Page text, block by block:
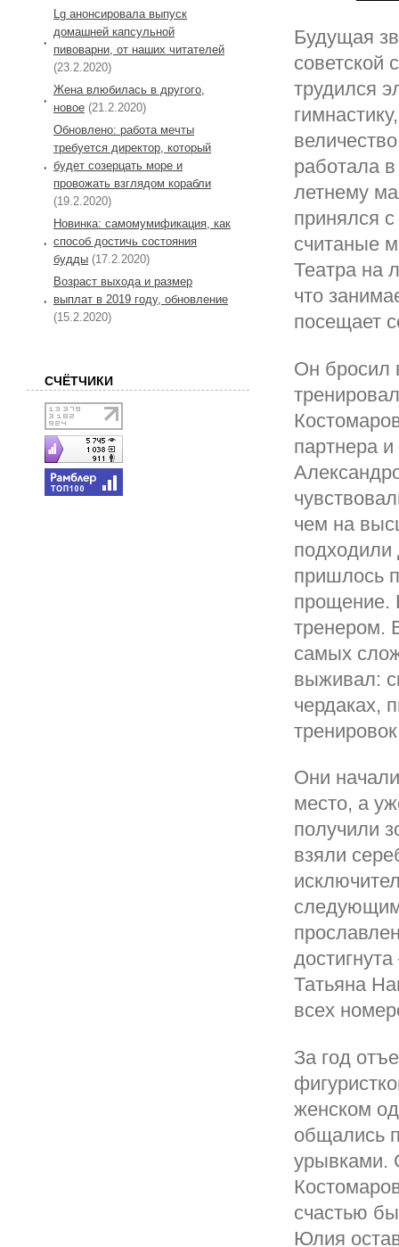
Будущая
советской
трудился
работала
летнему
принялся
считаные
Театра на
что
посещает
Он бросил
партнера
чем на
подходили
пришлось
прощение.
тренером.
самых
выживал:
чердаках,
Они
место, а
получили
взяли
Татьяна
всех
За год
женском
общались
урывками.
счастью
Юлия
Lg анонсировала выпуск
домашней капсульной
пивоварни, от наших читателей
(23.2.2020)
Жена влюбилась в другого,
новое (21.2.2020)
Обновлено: работа мечты
требуется директор, который
будет созерцать море и
провожать взглядом корабли
(19.2.2020)
Новинка: самомумификация, как
способ достичь состояния
будды (17.2.2020)
Возраст выхода и размер
выплат в 2019 году, обновление
(15.2.2020)
СЧЁТЧИКИ